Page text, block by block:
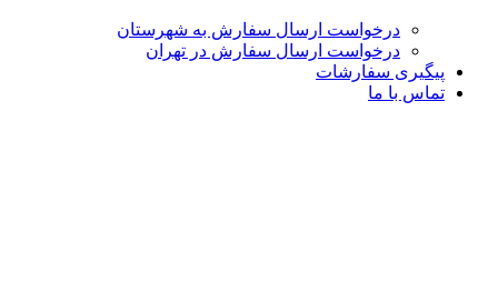
درخواست ارسال سفارش به شهرستان
درخواست ارسال سفارش در تهران
پیگیری سفارشات
تماس با ما